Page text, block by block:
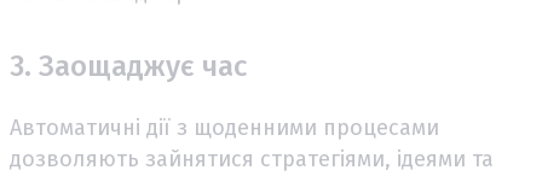
3. Заощаджує час
Автоматичні дії з щоденними процесами
дозволяють зайнятися стратегіями, ідеями та